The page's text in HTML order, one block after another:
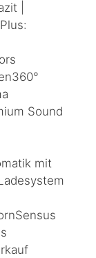
|
Sound
mit